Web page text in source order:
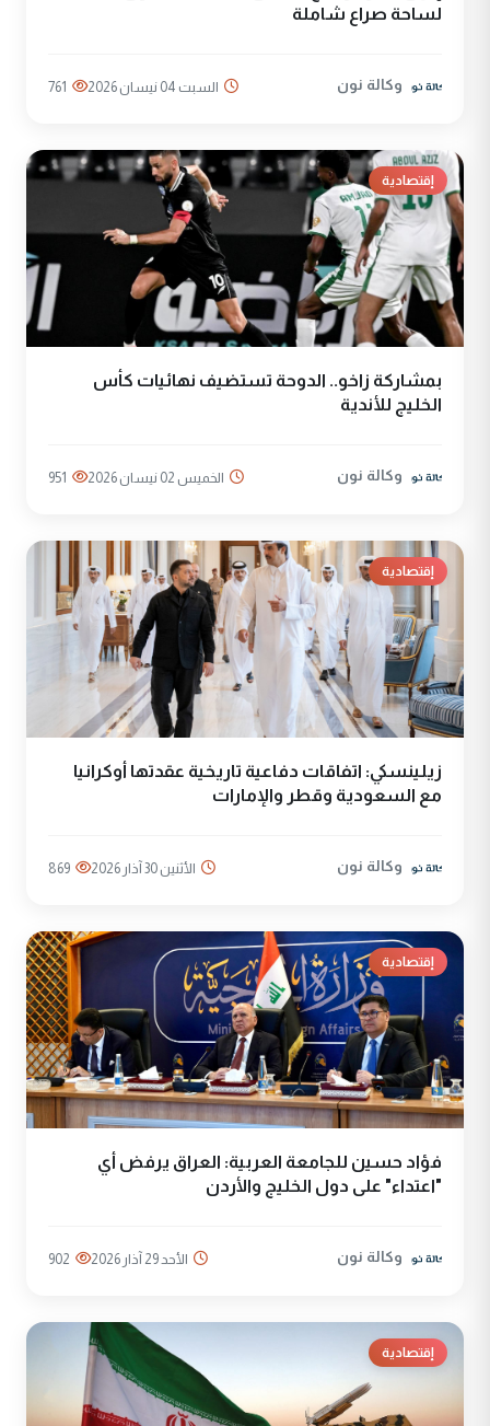
لساحة صراع شاملة
وكالة نون السبت 04 نيسان 2026 761
إقتصادية
بمشاركة زاخو.. الدوحة تستضيف نهائيات كأس
الخليج للأندية
وكالة نون الخميس 02 نيسان 2026 951
إقتصادية
زيلينسكي: اتفاقات دفاعية تاريخية عقدتها أوكرانيا
مع السعودية وقطر والإمارات
وكالة نون الأثنين 30 آذار 2026 869
إقتصادية
فؤاد حسين للجامعة العربية: العراق يرفض أي
"اعتداء" على دول الخليج والأردن
وكالة نون الأحد 29 آذار 2026 902
إقتصادية